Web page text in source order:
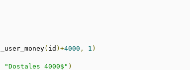
( id )+4000 , 1 )
"Dostales 4000$" )